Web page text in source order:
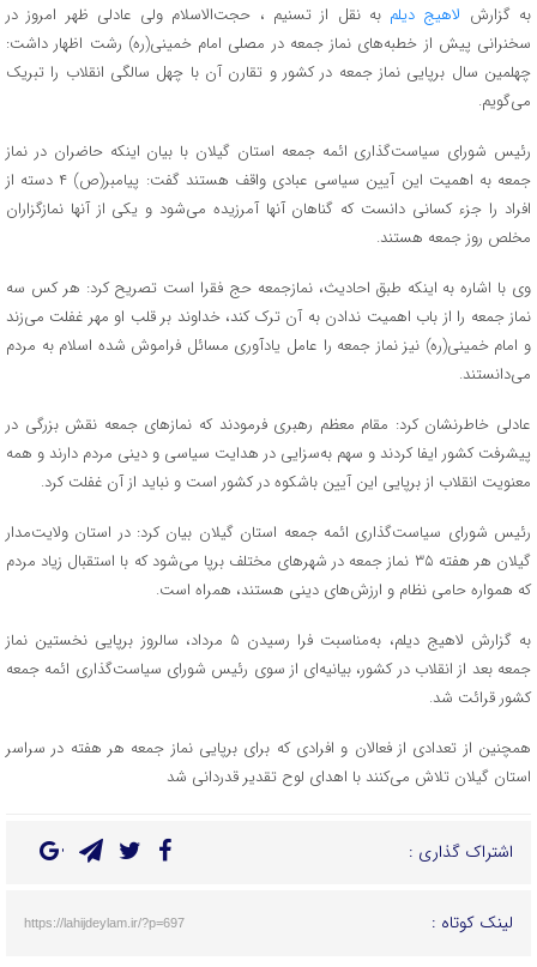
به گزارش لاهیج دیلم به نقل از تسنیم ، حجت‌الاسلام ولی عادلی ظهر امروز در
سخنرانی پیش از خطبه‌های نماز جمعه در مصلی امام خمینی(ره) رشت اظهار داشت:
چهلمین سال برپایی نماز جمعه در کشور و تقارن آن با چهل سالگی انقلاب را تبریک
می‌گویم.
رئیس شورای سیاست‌گذاری ائمه جمعه استان گیلان با بیان اینکه حاضران در نماز
جمعه به اهمیت این آیین سیاسی عبادی واقف هستند گفت: پیامبر(ص) ۴ دسته از
افراد را جزء کسانی دانست که گناهان آنها آمرزیده می‌شود و یکی از آنها نمازگزاران
مخلص روز جمعه هستند.
وی با اشاره به اینکه طبق احادیث، نمازجمعه حج فقرا است تصریح کرد: هر کس سه
نماز جمعه را از باب اهمیت ندادن به آن ترک کند، خداوند بر قلب او مهر غفلت می‌زند
و امام خمینی(ره) نیز نماز جمعه را عامل یادآوری مسائل فراموش شده اسلام به مردم
می‌دانستند.
عادلی خاطرنشان کرد: مقام معظم رهبری فرمودند که نمازهای جمعه نقش بزرگی در
پیشرفت کشور ایفا کردند و سهم به‌سزایی در هدایت سیاسی و دینی مردم دارند و همه
معنویت انقلاب از برپایی این آیین باشکوه در کشور است و نباید از آن غفلت کرد.
رئیس شورای سیاست‌گذاری ائمه جمعه استان گیلان بیان کرد: در استان ولایت‌مدار
گیلان هر هفته ۳۵ نماز جمعه در شهرهای مختلف برپا می‌شود که با استقبال زیاد مردم
که همواره حامی نظام و ارزش‌های دینی هستند، همراه است.
به گزارش لاهیج دیلم، به‌مناسبت فرا رسیدن ۵ مرداد، سالروز برپایی نخستین نماز
جمعه بعد از انقلاب در کشور، بیانیه‌ای از سوی رئیس شورای سیاست‌گذاری ائمه جمعه
کشور قرائت شد.
همچنین از تعدادی از فعالان و افرادی که برای برپایی نماز جمعه هر هفته در سراسر
استان گیلان تلاش می‌کنند با اهدای لوح تقدیر قدردانی شد
اشتراک گذاری :
لینک کوتاه : https://lahijdeylam.ir/?p=697